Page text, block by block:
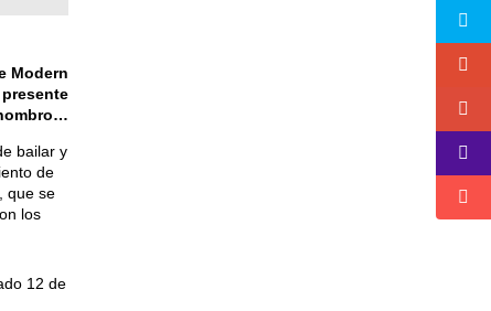
Modern
bailar y
de
que se
los
12 de